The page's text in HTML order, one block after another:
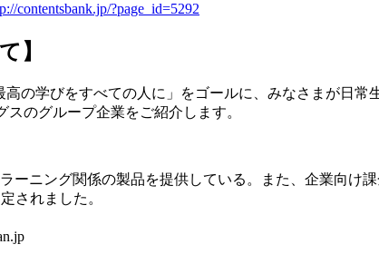
contentsbank.jp/?page_id=5292
】
の学びをすべての人に」をゴールに、みなさまが日常
のグループ企業をご紹介します。
ーニング関係の製品を提供している。また、企業向け
されました。